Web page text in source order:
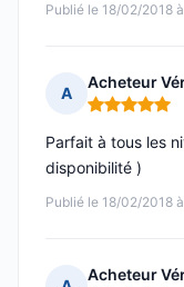
Publié le 18/02/2018
A
Acheteur
Note : 5 sur 5
Publié le 18/02/2018
Parfait à tous les
disponibilité )
Acheteur